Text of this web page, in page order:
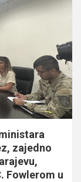
zajedno
Fowlerom u